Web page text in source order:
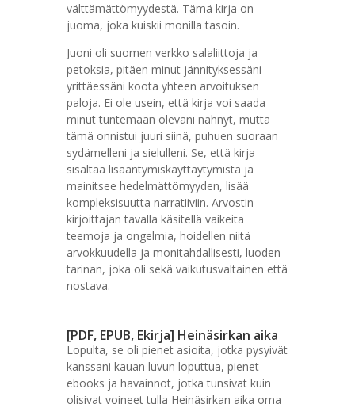
välttämättömyydestä. Tämä kirja on
juoma, joka kuiskii monilla tasoin.
Juoni oli suomen verkko salaliittoja ja
petoksia, pitäen minut jännityksessäni
yrittäessäni koota yhteen arvoituksen
paloja. Ei ole usein, että kirja voi saada
minut tuntemaan olevani nähnyt, mutta
tämä onnistui juuri siinä, puhuen suoraan
sydämelleni ja sielulleni. Se, että kirja
sisältää lisääntymiskäyttäytymistä ja
mainitsee hedelmättömyyden, lisää
kompleksisuutta narratiiviin. Arvostin
kirjoittajan tavalla käsitellä vaikeita
teemoja ja ongelmia, hoidellen niitä
arvokkuudella ja monitahdallisesti, luoden
tarinan, joka oli sekä vaikutusvaltainen että
nostava.
[PDF, EPUB, Ekirja] Heinäsirkan aika
Lopulta, se oli pienet asioita, jotka pysyivät
kanssani kauan luvun loputtua, pienet
ebooks ja havainnot, jotka tunsivat kuin
olisivat voineet tulla Heinäsirkan aika oma